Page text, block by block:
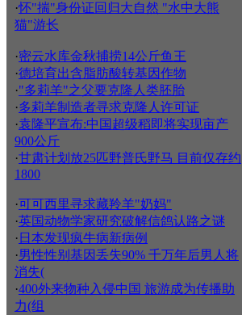
·怀"揣"身份证回归大自然 "水中大熊
猫"游长
·密云水库金秋捕捞14公斤鱼王
·德培育出含脂肪酸转基因作物
·"多莉羊"之父要克隆人类胚胎
·多莉羊制造者寻求克隆人许可证
·袁隆平宣布:中国超级稻即将实现亩产
900公斤
·甘肃计划放25匹野普氏野马 目前仅存约
1800
·可可西里寻求藏羚羊"奶妈"
·英国动物学家研究破解信鸽认路之谜
· 日本发现疯牛病新病例
·男性性别基因丢失90% 千万年后男人将
消失(
·400外来物种入侵中国 旅游成为传播助
力(组